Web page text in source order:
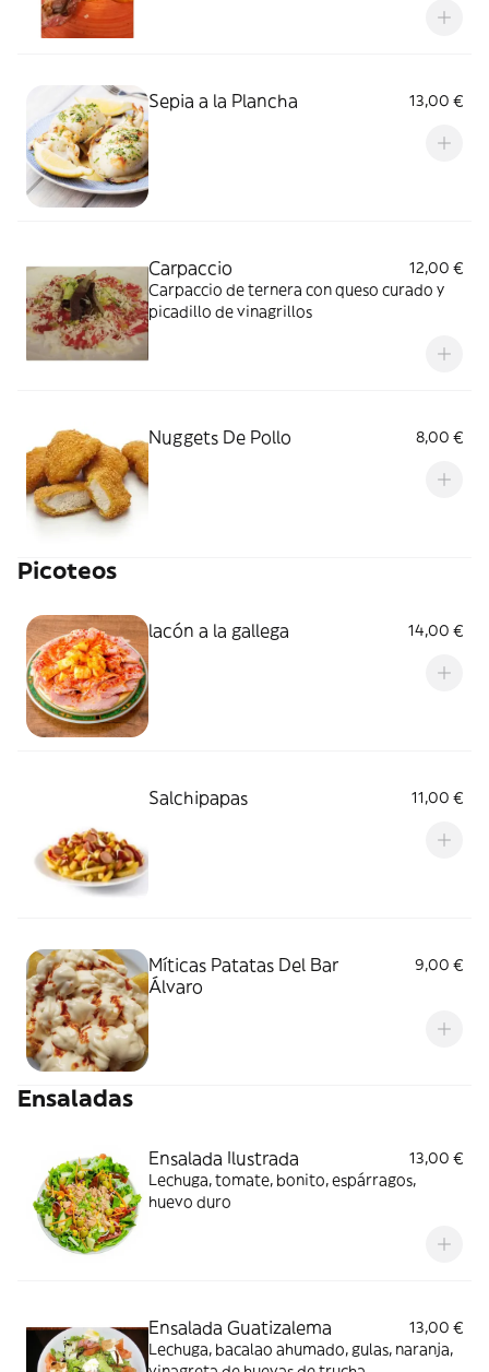
Sepia a la Plancha 13,00 €
Carpaccio
12,00 €
Carpaccio de ternera con queso curado y
picadillo de vinagrillos
Nuggets De Pollo 8,00 €
Picoteos
lacón a la gallega 14,00 €
Salchipapas 11,00 €
Míticas Patatas Del Bar
Álvaro
9,00 €
Ensaladas
Ensalada Ilustrada
13,00 €
Lechuga, tomate, bonito, espárragos,
huevo duro
Ensalada Guatizalema
13,00 €
Lechuga, bacalao ahumado, gulas, naranja,